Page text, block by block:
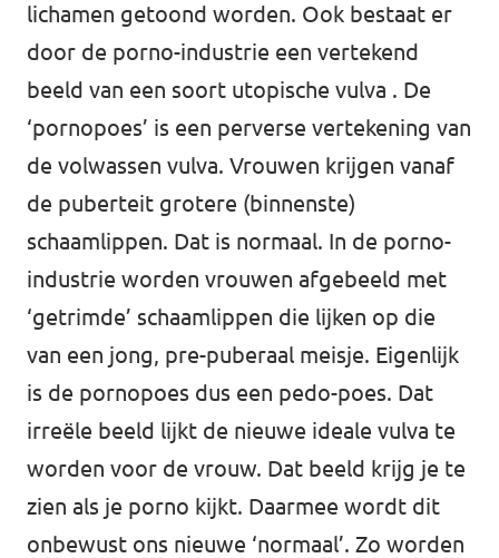
lichamen getoond worden. Ook bestaat er
door de porno-industrie een vertekend
beeld van een soort utopische vulva . De
‘pornopoes’ is een perverse vertekening van
de volwassen vulva. Vrouwen krijgen vanaf
de puberteit grotere (binnenste)
schaamlippen. Dat is normaal. In de porno-
industrie worden vrouwen afgebeeld met
‘getrimde’ schaamlippen die lijken op die
van een jong, pre-puberaal meisje. Eigenlijk
is de pornopoes dus een pedo-poes. Dat
irreële beeld lijkt de nieuwe ideale vulva te
worden voor de vrouw. Dat beeld krijg je te
zien als je porno kijkt. Daarmee wordt dit
onbewust ons nieuwe ‘normaal’. Zo worden